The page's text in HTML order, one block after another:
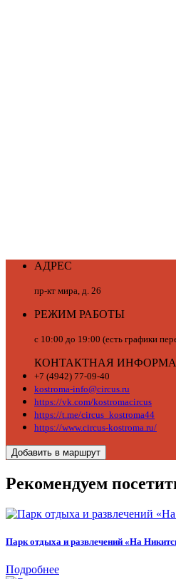
АДРЕС
пр-кт мира, д. 26
РЕЖИМ РАБОТЫ
с 10:00 до 19:00 (есть графики
КОНТАКТНАЯ
+7 (4942) 77-09-40
kostroma-info@circus.ru
https://vk.com/kostromacircus
https://t.me/circus_kostroma44
https://www.circus-kostroma.ru/
Добавить в маршрут
Рекомендуем
Парк отдыха и развлечений «На
Подробнее